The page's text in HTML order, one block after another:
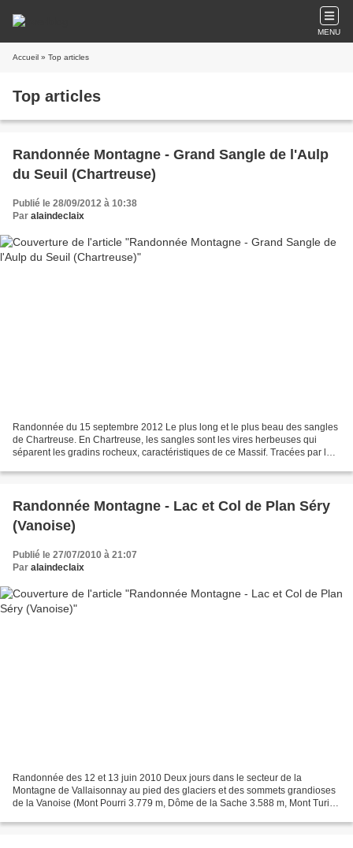
MENU
Accueil » Top articles
Top articles
Randonnée Montagne - Grand Sangle de l'Aulp
du Seuil (Chartreuse)
Publié le 28/09/2012 à 10:38
Par alaindeclaix
Randonnée du 15 septembre 2012 Le plus long et le plus beau des sangles
de Chartreuse. En Chartreuse, les sangles sont les vires herbeuses qui
séparent les gradins rocheux, caractéristiques de ce Massif. Tracées par les
Randonnée Montagne - Lac et Col de Plan Séry
(Vanoise)
Publié le 27/07/2010 à 21:07
Par alaindeclaix
Randonnée des 12 et 13 juin 2010 Deux jours dans le secteur de la
Montagne de Vallaisonnay au pied des glaciers et des sommets grandioses
de la Vanoise (Mont Pourri 3.779 m, Dôme de la Sache 3.588 m, Mont Turia